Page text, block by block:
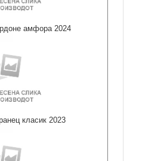
амфора 2024
класик 2023